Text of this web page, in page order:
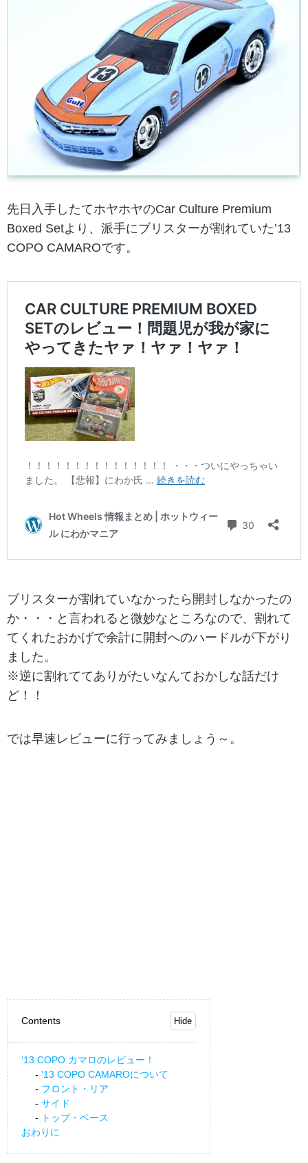
先日入手したてホヤホヤのCar Culture Premium
Boxed Setより、派手にブリスターが割れていた’13
COPO CAMAROです。
ブリスターが割れていなかったら開封しなかったの
か・・・と言われると微妙なところなので、割れて
てくれたおかげで余計に開封へのハードルが下がり
ました。
※逆に割れててありがたいなんておかしな話だけ
ど！！
では早速レビューに行ってみましょう～。
Contents
’13 COPO カマロのレビュー！
’13 COPO CAMAROについて
フロント・リア
サイド
トップ・ベース
おわりに